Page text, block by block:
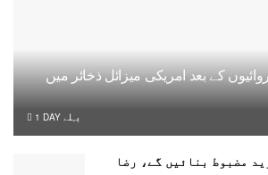
کے بعد امریکی میزائل ذخائر میں
1 DAY پہلے
مضبوط بنائیں گے، رضا